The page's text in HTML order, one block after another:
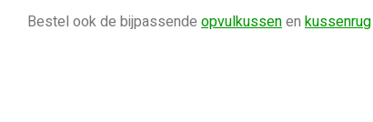
Bestel ook de bijpassende opvulkussenen kussenrug